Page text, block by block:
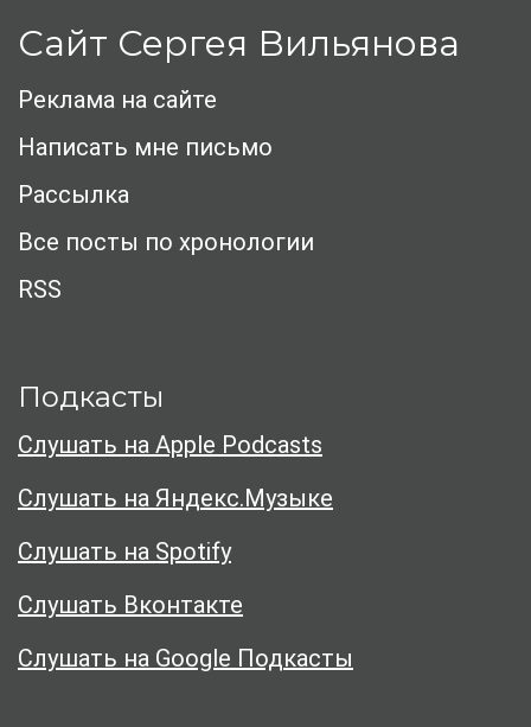
Сайт Сергея Вильянова
Реклама на сайте
Написать мне письмо
Рассылка
Все посты по хронологии
RSS
Подкасты
Слушать на Apple Podcasts
Слушать на Яндекс.Музыке
Слушать на Spotify
Слушать Вконтакте
Слушать на Google Подкасты